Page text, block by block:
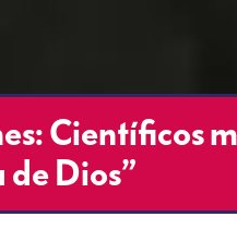
Científicos
Dios”